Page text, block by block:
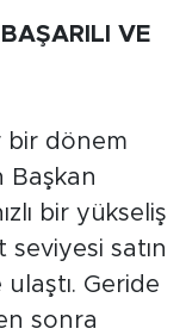
VE
bir dönem
Başkan
bir yükseliş
satın
Geride
sonra